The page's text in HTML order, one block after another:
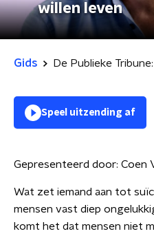
willen leven
Gids De Publieke
Speel uitzending af
Gepresenteerd door: Coen
Wat zet iemand aan tot
mensen vast diep
komt het dat mensen niet